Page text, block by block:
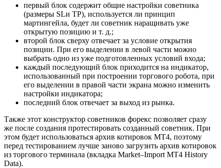
первый блок содержит общие настройки советника
(размеры SLи TP), используется ли принцип
мартингейла, будет ли советник наращивать уже
открытую позицию и т. д.;
второй блок сверху отвечает за условие открытия
позиции. При его выделении в левой части можно
выбрать одно из уже подготовленных условий входа;
каждый последующий блок приходится на индикатор,
использованный при построении торгового робота, при
его выделении в правой части экрана можно изменить
настройки индикатора;
последний блок отвечает за выход из рынка.
Также этот конструктор советников форекс позволяет сразу
же после создания протестировать созданный советник. При
этом будет использоваться архив котировок MT4, поэтому
перед тестированием лучше заново загрузить архив котировок
из торгового терминала (вкладка Market–Import MT4 History
Data).